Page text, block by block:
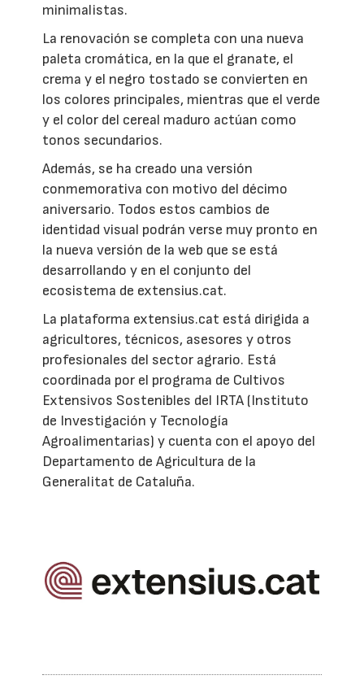
minimalistas.
La renovación se completa con una nueva
paleta cromática, en la que el granate, el
crema y el negro tostado se convierten en
los colores principales, mientras que el verde
y el color del cereal maduro actúan como
tonos secundarios.
Además, se ha creado una versión
conmemorativa con motivo del décimo
aniversario. Todos estos cambios de
identidad visual podrán verse muy pronto en
la nueva versión de la web que se está
desarrollando y en el conjunto del
ecosistema de extensius.cat.
La plataforma extensius.cat está dirigida a
agricultores, técnicos, asesores y otros
profesionales del sector agrario. Está
coordinada por el programa de Cultivos
Extensivos Sostenibles del IRTA (Instituto
de Investigación y Tecnología
Agroalimentarias) y cuenta con el apoyo del
Departamento de Agricultura de la
Generalitat de Cataluña.